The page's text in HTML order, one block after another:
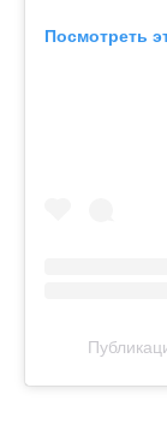
Посмотреть